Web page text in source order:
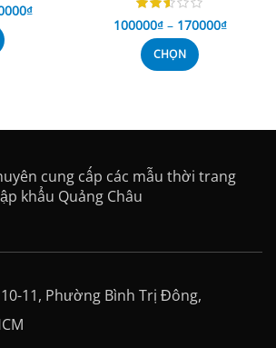
₫
100000₫ – 170000₫
CHỌN
cung cấp các mẫu thời trang
khẩu Quảng Châu
11, Phường Bình Trị Đông,